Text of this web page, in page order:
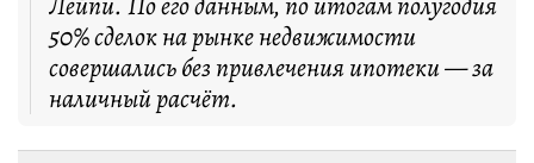
50% сделок на рынке недвижимости
совершались без привлечения ипотеки — за
наличный расчёт.